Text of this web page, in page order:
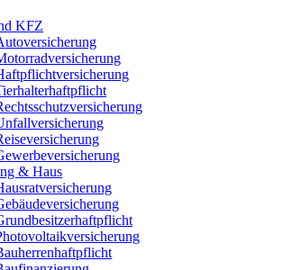
KFZ
& Haus